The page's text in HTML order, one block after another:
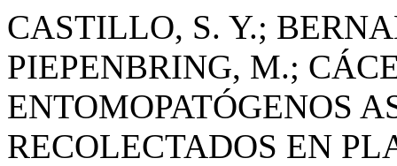
CASTILLO, S. Y.;
PIEPENBRING, M.;
ENTOMOPATÓGENOS
RECOLECTADOS EN